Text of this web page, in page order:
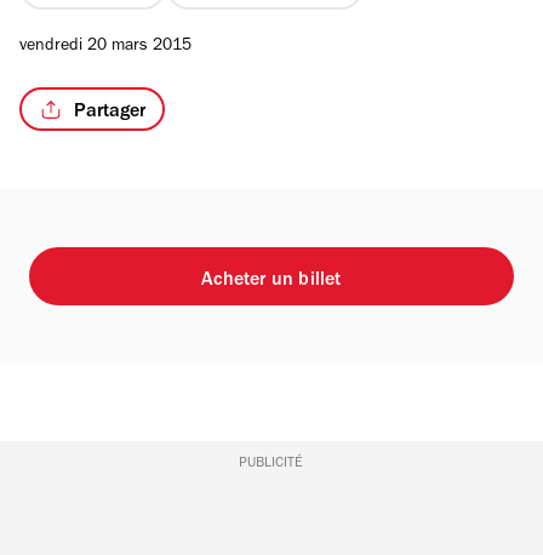
vendredi 20 mars 2015
Partager
Acheter un billet
PUBLICITÉ